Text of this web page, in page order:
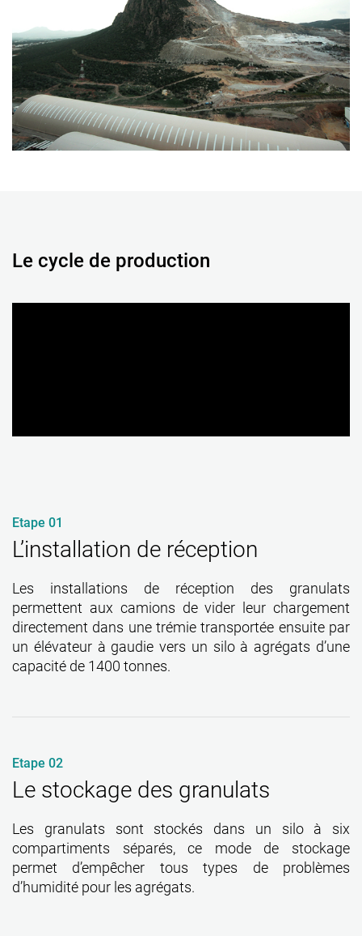
Le cycle de production
Etape 01
L’installation de réception
Les installations de réception des granulats
permettent aux camions de vider leur chargement
directement dans une trémie transportée ensuite par
un élévateur à gaudie vers un silo à agrégats d’une
capacité de 1400 tonnes.
Etape 02
Le stockage des granulats
Les granulats sont stockés dans un silo à six
compartiments séparés, ce mode de stockage
permet d’empêcher tous types de problèmes
d’humidité pour les agrégats.